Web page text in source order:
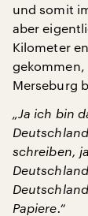
und somit
aber
Kilometer
gekommen,
Merseburg
„Ja ich bin
schreiben,
Papiere.“